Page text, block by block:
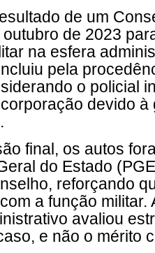
de um
de 2023
na esfera
pela
o policial
devido à
final, os autos
do Estado
reforçando
a função militar.
avaliou
e não o mérito